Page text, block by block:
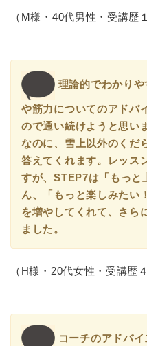
（M様・40代男性・受講歴
理論的でわかり
や筋力についてのアドバ
ので通い続けようと思い
なのに、雪上以外のくだ
答えてくれます。レッス
すが、STEP7は「もっと
ん、「もっと楽しみたい
を増やしてくれて、さら
ました。
（H様・20代女性・受講歴４
コーチのアドバ